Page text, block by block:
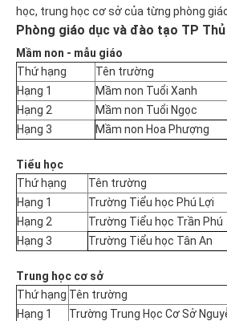
học, trung học cơ sở của từng phòng
Phòng giáo dục và đào tạo TP
Mầm non - mẫu giáo
Thứ hạng
Tên trường
Hạng 1
Mầm non Tuổi Xanh
Hạng 2
Mầm non Tuổi Ngọc
Hạng 3
Mầm non Hoa Phượng
Tiểu học
Thứ hạng
Tên trường
Hạng 1
Trường Tiểu học Phú Lợi
Hạng 2
Trường Tiểu học Trần Phú
Hạng 3
Trường Tiểu học Tân An
Trung học cơ sở
Thứ hạng Tên trường
Hạng 1
Trường Trung Học Cơ Sở